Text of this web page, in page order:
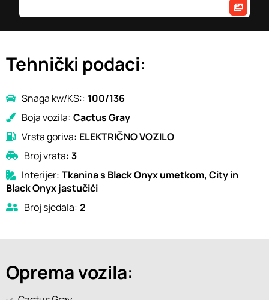
Tehnički podaci:
Snaga kw/KS:: 100/136
Boja vozila: Cactus Gray
Vrsta goriva: ELEKTRIČNO VOZILO
Broj vrata: 3
Interijer: Tkanina s Black Onyx umetkom, City in
Black Onyx jastučići
Broj sjedala: 2
Oprema vozila: